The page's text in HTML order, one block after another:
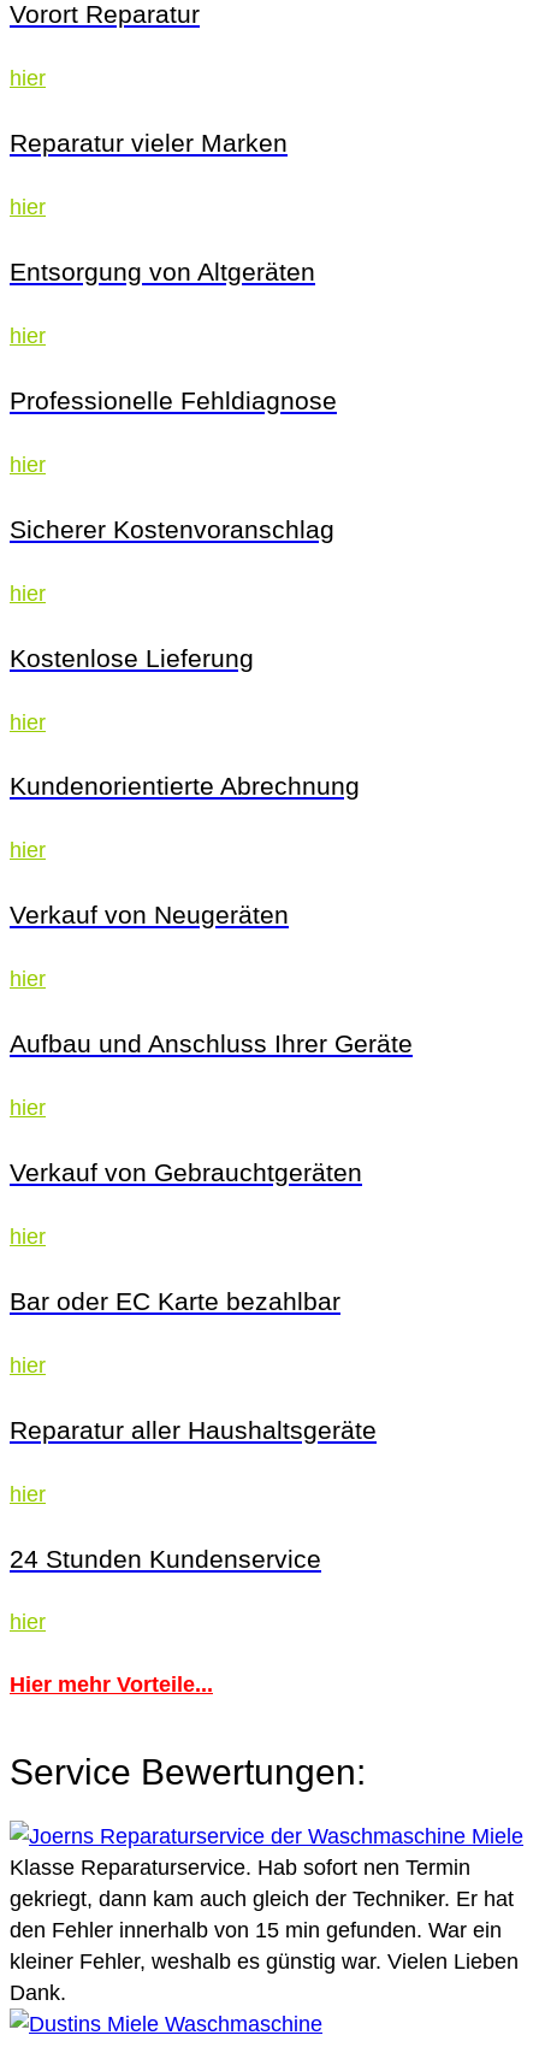
Vorort Reparatur
hier
Reparatur vieler Marken
hier
Entsorgung von Altgeräten
hier
Professionelle Fehldiagnose
hier
Sicherer Kostenvoranschlag
hier
Kostenlose Lieferung
hier
Kundenorientierte Abrechnung
hier
Verkauf von Neugeräten
hier
Aufbau und Anschluss Ihrer Geräte
hier
Verkauf von Gebrauchtgeräten
hier
Bar oder EC Karte bezahlbar
hier
Reparatur aller Haushaltsgeräte
hier
24 Stunden Kundenservice
hier
Hier mehr Vorteile...
Service Bewertungen:
Klasse Reparaturservice. Hab sofort nen Termin
gekriegt, dann kam auch gleich der Techniker. Er hat
den Fehler innerhalb von 15 min gefunden. War ein
kleiner Fehler, weshalb es günstig war. Vielen Lieben
Dank.